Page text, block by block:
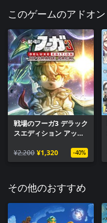
このゲームのアドオン
戦場のフーガ3 デラック
スエディション アップ
¥2,200 ¥1,320 -40%
その他のおすすめ